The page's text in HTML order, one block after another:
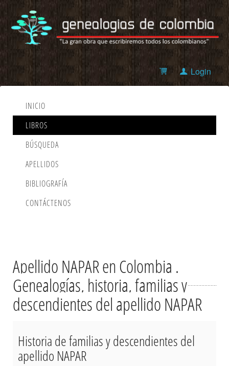
Login
INICIO
LIBROS
BÚSQUEDA
APELLIDOS
BIBLIOGRAFÍA
CONTÁCTENOS
Apellido NAPAR en Colombia .
Genealogías, historia, familias y
descendientes del apellido NAPAR
Historia de familias y descendientes del
apellido NAPAR